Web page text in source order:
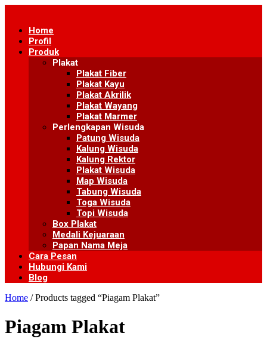
contentHome
Profil
Produk
Plakat
Plakat Fiber
Plakat Kayu
Plakat Akrilik
Plakat Wayang
Plakat Marmer
Perlengkapan Wisuda
Patung Wisuda
Kalung Wisuda
Kalung Rektor
Plakat Wisuda
Map Wisuda
Tabung Wisuda
Toga Wisuda
Topi Wisuda
Box Plakat
Medali Kejuaraan
Papan Nama Meja
Cara Pesan
Hubungi Kami
Blog
Home / Products tagged “Piagam Plakat”
Piagam Plakat